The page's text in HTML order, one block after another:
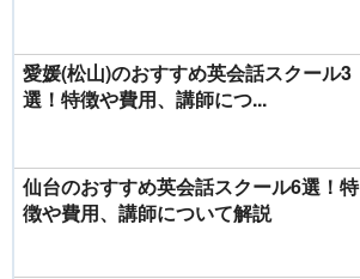
愛媛(松山)のおすすめ英会話スクール3
選！特徴や費用、講師につ...
仙台のおすすめ英会話スクール6選！特
徴や費用、講師について解説